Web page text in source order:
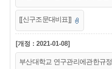
[[신구조문대비표]]
[개정 : 2021-01-08]
부산대학교 연구관리에관한규정